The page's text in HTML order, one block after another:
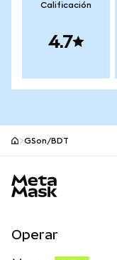
Calificación
4.7
GSon/BDT
Operar